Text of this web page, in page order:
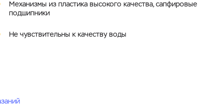
Механизмы из пластика высокого качества, сапфировые
подшипники
Не чувствительны к качеству воды